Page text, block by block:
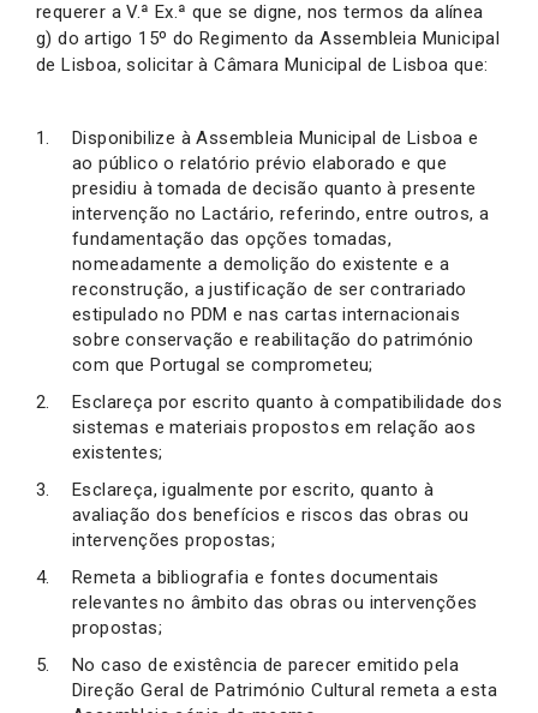
requerer a V.ª Ex.ª que se digne, nos termos da alínea
g) do artigo 15º do Regimento da Assembleia Municipal
de Lisboa, solicitar à Câmara Municipal de Lisboa que:
Disponibilize à Assembleia Municipal de Lisboa e
ao público o relatório prévio elaborado e que
presidiu à tomada de decisão quanto à presente
intervenção no Lactário, referindo, entre outros, a
fundamentação das opções tomadas,
nomeadamente a demolição do existente e a
reconstrução, a justificação de ser contrariado
estipulado no PDM e nas cartas internacionais
sobre conservação e reabilitação do património
com que Portugal se comprometeu;
Esclareça por escrito quanto à compatibilidade dos
sistemas e materiais propostos em relação aos
existentes;
Esclareça, igualmente por escrito, quanto à
avaliação dos benefícios e riscos das obras ou
intervenções propostas;
Remeta a bibliografia e fontes documentais
relevantes no âmbito das obras ou intervenções
propostas;
No caso de existência de parecer emitido pela
Direção Geral de Património Cultural remeta a esta